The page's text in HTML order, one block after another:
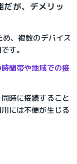
だが、デメリッ
、複数のデバイス
す。
間帯や地域での接
時に接続すること
には不便が生じる